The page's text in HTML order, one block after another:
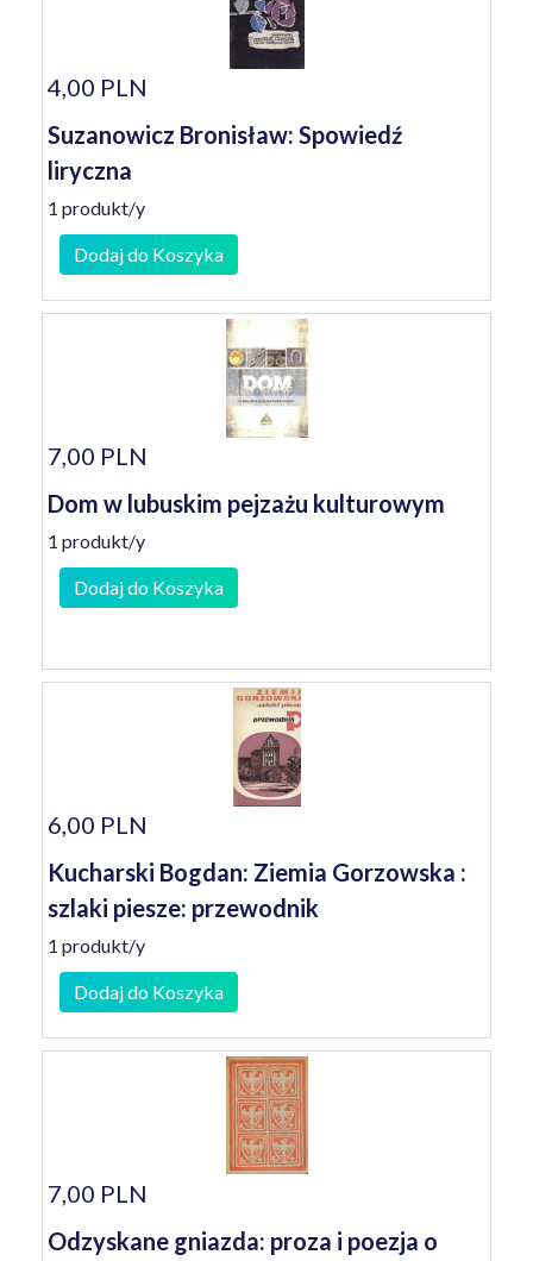
4,00 PLN
Suzanowicz Bronisław: Spowiedź
liryczna
1 produkt/y
Dodaj do Koszyka
7,00 PLN
Dom w lubuskim pejzażu kulturowym
1 produkt/y
Dodaj do Koszyka
6,00 PLN
Kucharski Bogdan: Ziemia Gorzowska :
szlaki piesze: przewodnik
1 produkt/y
Dodaj do Koszyka
7,00 PLN
Odzyskane gniazda: proza i poezja o